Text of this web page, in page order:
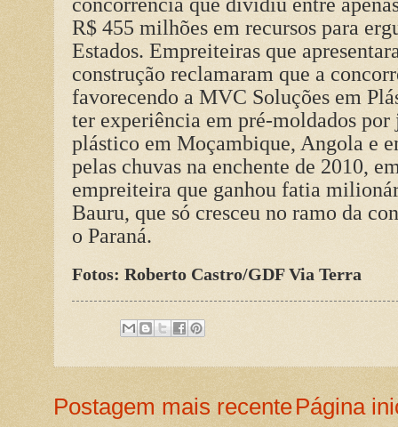
R$ 455 milhões em recursos para
Estados. Empreiteiras que
construção reclamaram que a
favorecendo a MVC Soluções em
ter experiência em pré-moldados
plástico em Moçambique, Angola e
pelas chuvas na enchente de 2010,
empreiteira que ganhou fatia
Bauru, que só cresceu no ramo da
o Paraná.
Fotos: Roberto Castro/GDF Via Terra
Postagem mais recentePágina